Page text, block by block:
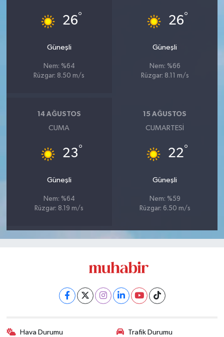
26°
Güneşli
Nem: %64
Rüzgar: 8.50 m/s
26°
Güneşli
Nem: %66
Rüzgar: 8.11 m/s
14 AĞUSTOS
CUMA
23°
Güneşli
Nem: %64
Rüzgar: 8.19 m/s
15 AĞUSTOS
CUMARTESI
22°
Güneşli
Nem: %59
Rüzgar: 6.50 m/s
Hava Durumu Trafik Durumu